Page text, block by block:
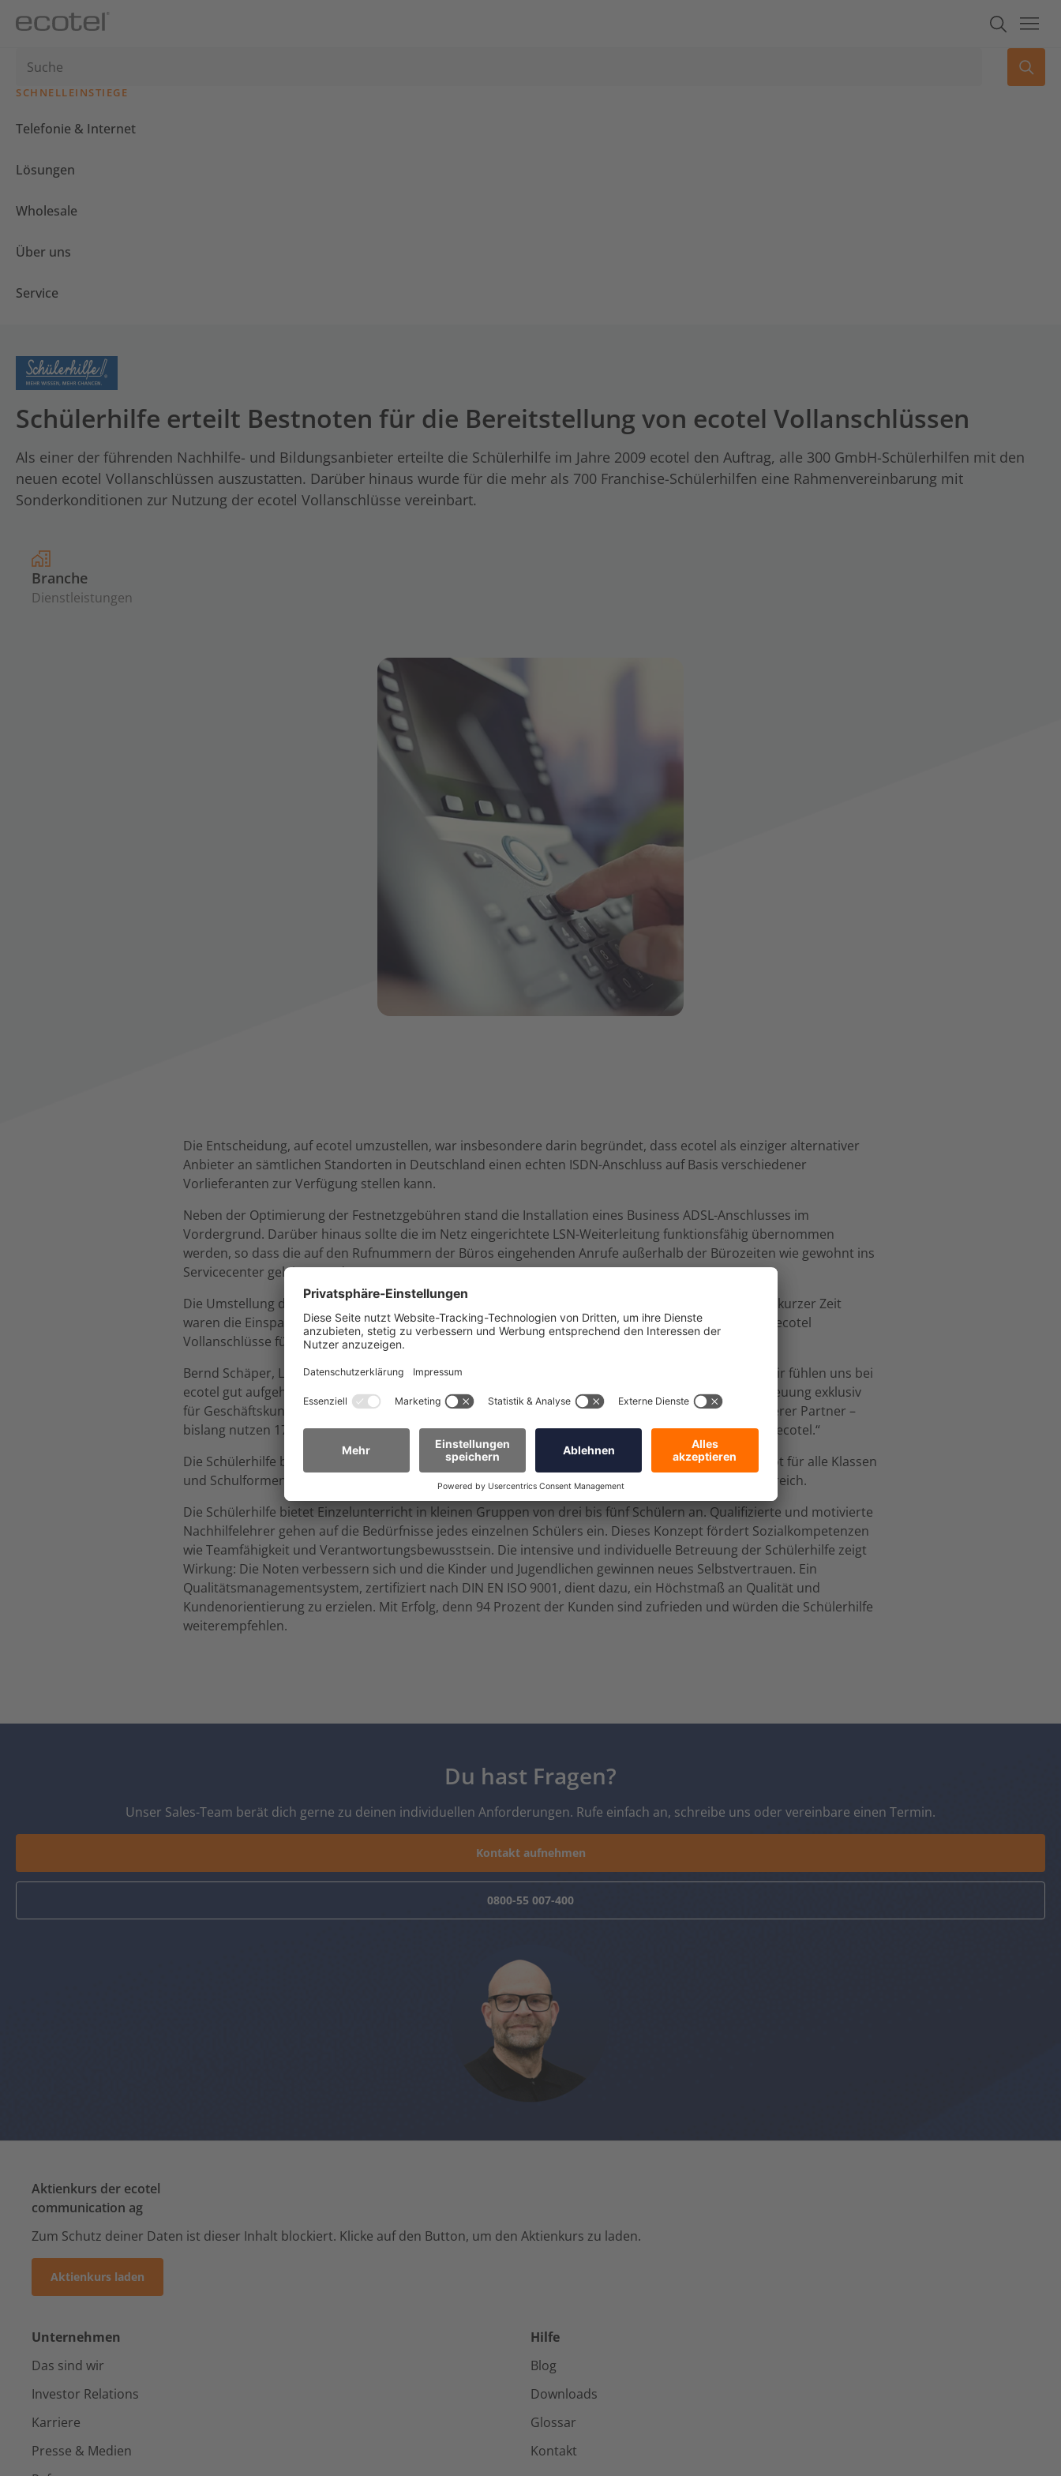
SCHNELLEINSTIEGE
Telefonie & Internet
Lösungen
Wholesale
Über uns
Service
Schülerhilfe erteilt Bestnoten für die Bereitstellung von ecotel Vollanschlüssen
Als einer der führenden Nachhilfe- und Bildungsanbieter erteilte die Schülerhilfe im Jahre 2009 ecotel den Auftrag, alle 300 GmbH-Schülerhilfen mit den
neuen ecotel Vollanschlüssen auszustatten. Darüber hinaus wurde für die mehr als 700 Franchise-Schülerhilfen eine Rahmenvereinbarung mit
Sonderkonditionen zur Nutzung der ecotel Vollanschlüsse vereinbart.
Branche
Dienstleistungen
Die Entscheidung, auf ecotel umzustellen, war insbesondere darin begründet, dass ecotel als einziger alternativer
Anbieter an sämtlichen Standorten in Deutschland einen echten ISDN-Anschluss auf Basis verschiedener
Vorlieferanten zur Verfügung stellen kann.
Neben der Optimierung der Festnetzgebühren stand die Installation eines Business ADSL-Anschlusses im
Vordergrund. Darüber hinaus sollte die im Netz eingerichtete LSN-Weiterleitung funktionsfähig übernommen
werden, so dass die auf den Rufnummern der Büros eingehenden Anrufe außerhalb der Bürozeiten wie gewohnt ins
Servicecenter geleitet werden.
Die Umstellung der Anschlüsse auf ecotel erfolgte schnell und nahezu reibungslos, und schon nach kurzer Zeit
waren die Einsparungen für die Schülerhilfe sichtbar. Heute hat die Schülerhilfe bei ecotel über 380 ecotel
Vollanschlüsse für die eigenen Standorte.
Bernd Schäper, Leiter IT & Organisation der Schülerhilfe GmbH & Co.KG, zieht ein positives Fazit: „Wir fühlen uns bei
ecotel gut aufgehoben. Neben den attraktiven Tarifen profitieren wir von einer professionellen Betreuung exklusiv
für Geschäftskunden, rund um die Uhr, an 365 Tagen im Jahr. Die hohe Quote der Zustimmung unserer Partner –
bislang nutzen 170 Franchise-Partner das ecotel-Angebot – unterstreicht die Leistungsfähigkeit von ecotel.“
Die Schülerhilfe bietet seit 40 Jahren ein umfassendes Nachhilfe- und Prüfungsvorbereitungsangebot für alle Klassen
und Schulformen und ist der größte Franchise-Geber im Bildungsbereich in Deutschland und Österreich.
Die Schülerhilfe bietet Einzelunterricht in kleinen Gruppen von drei bis fünf Schülern an. Qualifizierte und motivierte
Nachhilfelehrer gehen auf die Bedürfnisse jedes einzelnen Schülers ein. Dieses Konzept fördert Sozialkompetenzen
wie Teamfähigkeit und Verantwortungsbewusstsein. Die intensive und individuelle Betreuung der Schülerhilfe zeigt
Wirkung: Die Noten verbessern sich und die Kinder und Jugendlichen gewinnen neues Selbstvertrauen. Ein
Qualitätsmanagementsystem, zertifiziert nach DIN EN ISO 9001, dient dazu, ein Höchstmaß an Qualität und
Kundenorientierung zu erzielen. Mit Erfolg, denn 94 Prozent der Kunden sind zufrieden und würden die Schülerhilfe
weiterempfehlen.
Du hast Fragen?
Unser Sales-Team berät dich gerne zu deinen individuellen Anforderungen. Rufe einfach an, schreibe uns oder vereinbare einen Termin.
Kontakt aufnehmen
0800-55 007-400
Aktienkurs der ecotel
communication ag
Zum Schutz deiner Daten ist dieser Inhalt blockiert. Klicke auf den Button, um den Aktienkurs zu laden.
Aktienkurs laden
Unternehmen
Das sind wir
Investor Relations
Karriere
Presse & Medien
Hilfe
Blog
Downloads
Glossar
Kontakt